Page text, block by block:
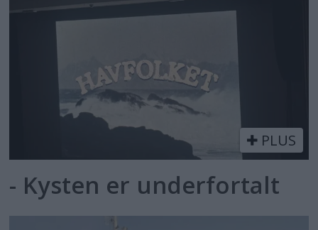
PLUS
- Kysten er underfortalt